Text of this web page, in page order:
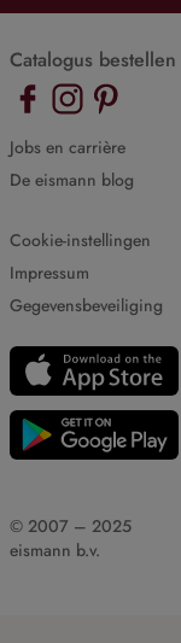
Catalogus bestellen
Jobs en carrière
De eismann blog
Cookie-instellingen
Impressum
Gegevensbeveiliging
© 2007 – 2025
eismann b.v.